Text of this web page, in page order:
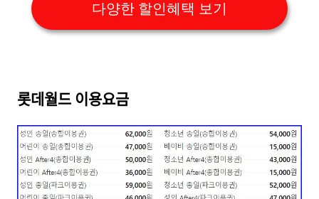
다양한 할인혜택 보기
롯데월드 이용요금